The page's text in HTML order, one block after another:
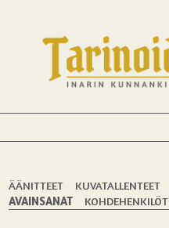
ÄÄNITTEET KUVATALLENTEET
AVAINSANAT
KOHDEHENKILÖT